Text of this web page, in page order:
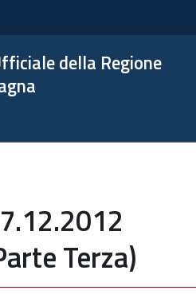
della Regione
Terza)